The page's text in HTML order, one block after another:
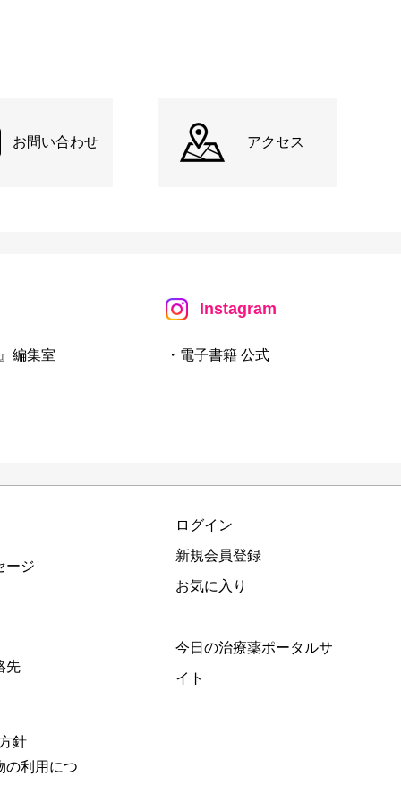
お問い合わせ アクセス
編集室
Instagram
・電子書籍 公式
ージ
先
針
の利用につ
ログイン
新規会員登録
お気に入り
今日の治療薬ポータルサ
イト